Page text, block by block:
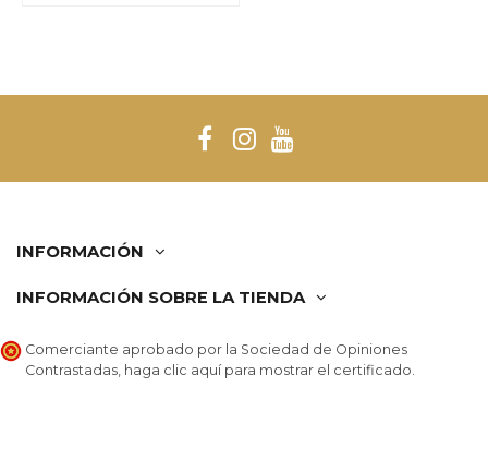
INFORMACIÓN
INFORMACIÓN SOBRE LA TIENDA
Comerciante aprobado por la Sociedad de Opiniones
Contrastadas, haga clic aquí para mostrar el certificado.